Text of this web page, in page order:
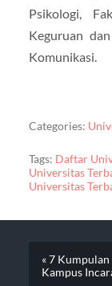
Psikologi,
Keguruan
Komunikasi.
Categories:
Tags: Daftar
Universitas
Universitas
« 7
Kampus